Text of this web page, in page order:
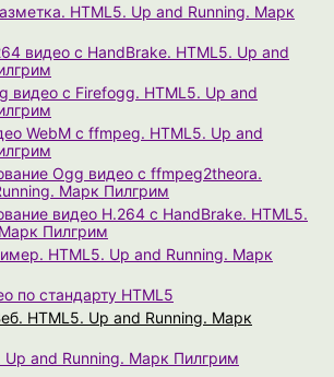
HTML5. Up and Running. Марк
видео с HandBrake. HTML5. Up and
видео с Firefogg. HTML5. Up and
WebM с ffmpeg. HTML5. Up and
Ogg видео с ffmpeg2theora.
Марк Пилгрим
видео H.264 с HandBrake. HTML5.
Пилгрим
HTML5. Up and Running. Марк
по стандарту HTML5
HTML5. Up and Running. Марк
Up and Running. Марк Пилгрим